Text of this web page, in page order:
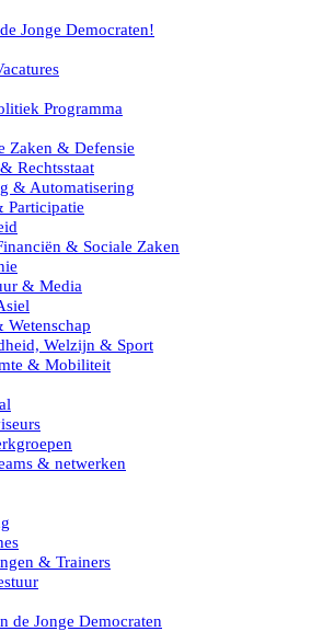
Jonge Democraten!
Programma
Zaken & Defensie
Rechtsstaat
& Automatisering
Participatie
& Sociale Zaken
& Media
Welzijn & Sport
& Mobiliteit
& netwerken
& Trainers
de Jonge Democraten